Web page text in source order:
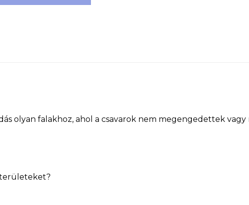
olyan falakhoz, ahol a csavarok nem megengedettek